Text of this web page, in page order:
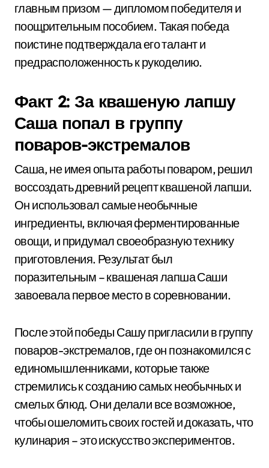
главным призом — дипломом победителя и
поощрительным пособием. Такая победа
поистине подтверждала его талант и
предрасположенность к рукоделию.
Факт 2: За квашеную лапшу
Саша попал в группу
поваров-экстремалов
Саша, не имея опыта работы поваром, решил
воссоздать древний рецепт квашеной лапши.
Он использовал самые необычные
ингредиенты, включая ферментированные
овощи, и придумал своеобразную технику
приготовления. Результат был
поразительным – квашеная лапша Саши
завоевала первое место в соревновании.
После этой победы Сашу пригласили в группу
поваров-экстремалов, где он познакомился с
единомышленниками, которые также
стремились к созданию самых необычных и
смелых блюд. Они делали все возможное,
чтобы ошеломить своих гостей и доказать, что
кулинария – это искусство экспериментов.